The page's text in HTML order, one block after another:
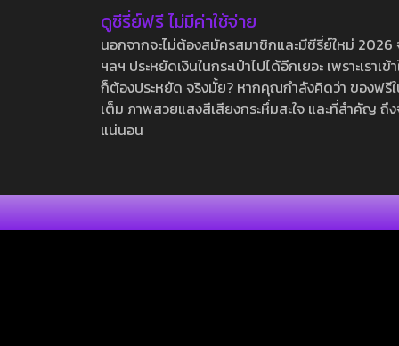
ดูซีรี่ย์ฟรี ไม่มีค่าใช้จ่าย
นอกจากจะไม่ต้องสมัครสมาชิกและมีซีรี่ย์ใหม่
ฯลฯ ประหยัดเงินในกระเป๋าไปได้อีกเยอะ เพราะเร
ก็ต้องประหยัด จริงมั้ย? หากคุณกำลังคิดว่า ของฟ
เต็ม ภาพสวยแสงสีเสียงกระหึ่มสะใจ และที่สำคัญ
แน่นอน